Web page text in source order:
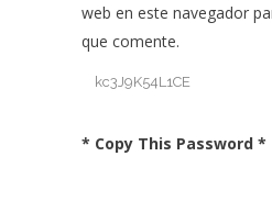
web en este navegador
que comente.
* Copy This Password *